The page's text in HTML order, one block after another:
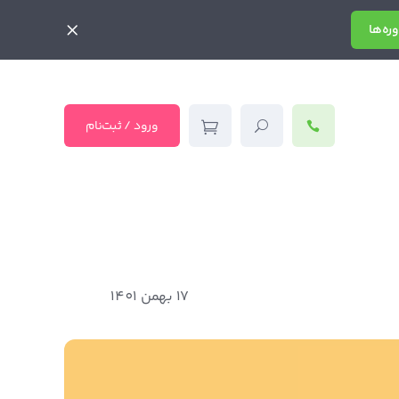
ورود / ثبت‌نام
17 بهمن 1401